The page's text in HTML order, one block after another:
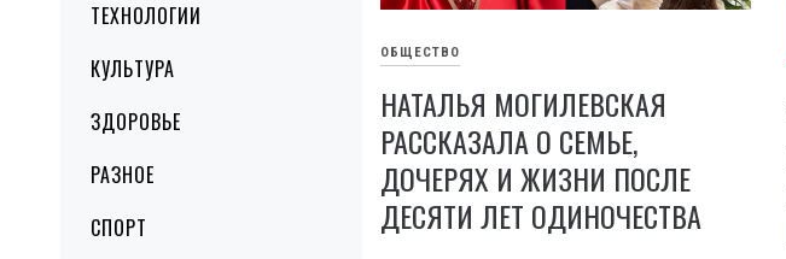
ТЕХНОЛОГИИ
КУЛЬТУРА
ЗДОРОВЬЕ
РАЗНОЕ
СПОРТ
ОБЩЕСТВО
НАТАЛЬЯ МОГИЛЕВСКАЯ
РАССКАЗАЛА О СЕМЬЕ,
ДОЧЕРЯХ И ЖИЗНИ ПОСЛЕ
ДЕСЯТИ ЛЕТ ОДИНОЧЕСТВА